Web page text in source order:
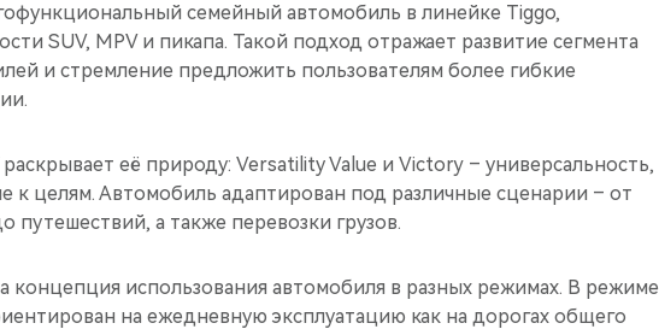
семейный автомобиль в линейке Tiggo,
SUV, MPV и пикапа. Такой подход отражает развитие сегмента
и стремление предложить пользователям более гибкие
её природу: Versatility Value и Victory – универсальность,
к целям. Автомобиль адаптирован под различные сценарии – от
путешествий, а также перевозки грузов.
концепция использования автомобиля в разных режимах. В режиме
на ежедневную эксплуатацию как на дорогах общего